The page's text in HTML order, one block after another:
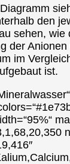
den
sehen, wie
der
im
ist.